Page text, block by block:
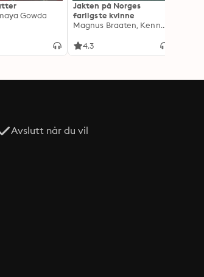
Gowda
Jakten på Norges
farligste kvinne
Magnus Braaten, Kenneth Fossheim
4.3
Avslutt når du vil